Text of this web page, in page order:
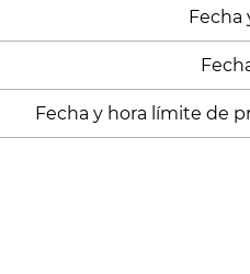
Fecha
Fecha y hora límite de